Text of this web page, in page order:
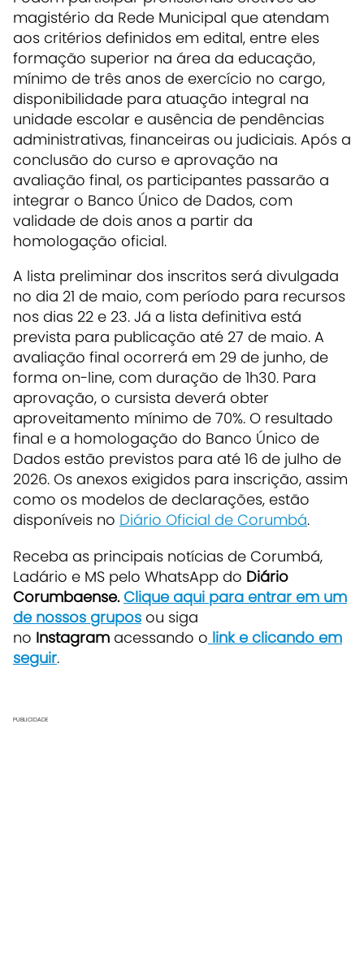
magistério da Rede Municipal que atendam
aos critérios definidos em edital, entre eles
formação superior na área da educação,
mínimo de três anos de exercício no cargo,
disponibilidade para atuação integral na
unidade escolar e ausência de pendências
administrativas, financeiras ou judiciais. Após a
conclusão do curso e aprovação na
avaliação final, os participantes passarão a
integrar o Banco Único de Dados, com
validade de dois anos a partir da
homologação oficial.
A lista preliminar dos inscritos será divulgada
no dia 21 de maio, com período para recursos
nos dias 22 e 23. Já a lista definitiva está
prevista para publicação até 27 de maio. A
avaliação final ocorrerá em 29 de junho, de
forma on-line, com duração de 1h30. Para
aprovação, o cursista deverá obter
aproveitamento mínimo de 70%. O resultado
final e a homologação do Banco Único de
Dados estão previstos para até 16 de julho de
2026. Os anexos exigidos para inscrição, assim
como os modelos de declarações, estão
disponíveis no Diário Oficial de Corumbá.
Receba as principais notícias de Corumbá,
Ladário e MS pelo WhatsApp do Diário
Corumbaense.Clique aqui para entrar em um
de nossos grupos ou siga
no Instagram acessando o link e clicando em
seguir.
PUBLICIDADE